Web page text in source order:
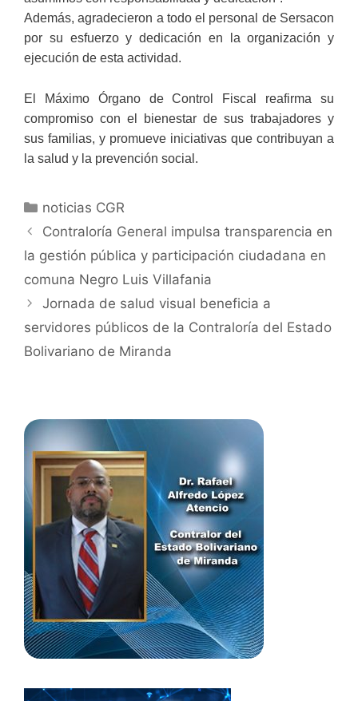
Además, agradecieron a todo el personal de Sersacon
por su esfuerzo y dedicación en la organización y
ejecución de esta actividad.
El Máximo Órgano de Control Fiscal reafirma su
compromiso con el bienestar de sus trabajadores y
sus familias, y promueve iniciativas que contribuyan a
la salud y la prevención social.
noticias CGR
Contraloría General impulsa transparencia en
la gestión pública y participación ciudadana en
comuna Negro Luis Villafania
Jornada de salud visual beneficia a
servidores públicos de la Contraloría del Estado
Bolivariano de Miranda